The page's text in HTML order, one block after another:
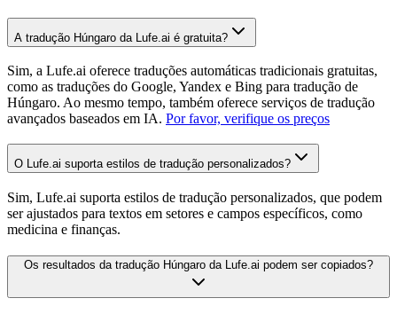
A tradução Húngaro da Lufe.ai é gratuita?
Sim, a Lufe.ai oferece traduções automáticas tradicionais gratuitas,
como as traduções do Google, Yandex e Bing para tradução de
Húngaro. Ao mesmo tempo, também oferece serviços de tradução
avançados baseados em IA. Por favor, verifique os preços
O Lufe.ai suporta estilos de tradução personalizados?
Sim, Lufe.ai suporta estilos de tradução personalizados, que podem
ser ajustados para textos em setores e campos específicos, como
medicina e finanças.
Os resultados da tradução Húngaro da Lufe.ai podem ser copiados?